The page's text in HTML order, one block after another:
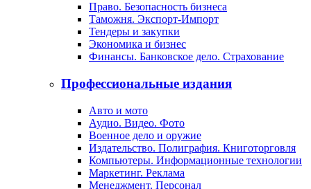
Право. Безопасность бизнеса
Таможня. Экспорт-Импорт
Тендеры и закупки
Экономика и бизнес
Финансы. Банковское дело. Страхование
Профессиональные издания
Авто и мото
Аудио. Видео. Фото
Военное дело и оружие
Издательство. Полиграфия. Книготорговля
Компьютеры. Информационные технологии
Маркетинг. Реклама
Менеджмент. Персонал